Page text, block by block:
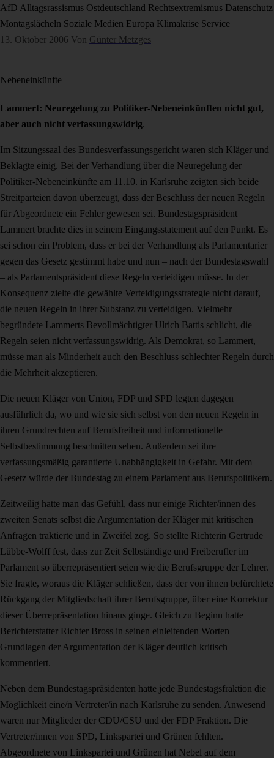
AfD Alltagsrassismus Ostdeutschland Rechtsextremismus Datenschutz
Montagslächeln Soziale Medien Europa Klimakrise Service
13. Oktober 2006 Von Günter Metzges
Nebeneinkünfte
Lammert: Neuregelung zu Politiker-Nebeneinkünften nicht gut,
aber auch nicht verfassungswidrig.
Im Sitzungssaal des Bundesverfassungsgericht waren sich Kläger und
Beklagte einig. Bei der Verhandlung über die Neuregelung der
Politiker-Nebeneinkünfte am 11.10. in Karlsruhe zeigten sich beide
Streitparteien davon überzeugt, dass der Beschluss der neuen Regeln
für Abgeordnete ein Fehler gewesen sei. Bundestagspräsident
Lammert brachte dies in seinem Eingangsstatement auf den Punkt. Es
sei schon ein Problem, dass er bei der Verhandlung als Parlamentarier
gegen das Gesetz gestimmt habe und nun – nach der Bundestagswahl
– als Parlamentspräsident diese Regeln verteidigen müsse. In der
Konsequenz zielte die gewählte Verteidigungsstrategie nicht darauf,
die neuen Regeln in ihrer Substanz zu verteidigen. Vielmehr
begründete Lammerts Bevollmächtigter Ulrich Battis schlicht, die
Regeln seien nicht verfassungswidrig. Als Demokrat, so Lammert,
müsse man als Minderheit auch den Beschluss schlechter Regeln durch
die Mehrheit akzeptieren.
Die neuen Kläger von Union, FDP und SPD legten dagegen
ausführlich da, wo und wie sie sich selbst von den neuen Regeln in
ihren Grundrechten auf Berufsfreiheit und informationelle
Selbstbestimmung beschnitten sehen. Außerdem sei ihre
verfassungsmäßig garantierte Unabhängigkeit in Gefahr. Mit dem
Gesetz würde der Bundestag zu einem Parlament aus Berufspolitikern.
Zeitweilig hatte man das Gefühl, dass nur einige Richter/innen des
zweiten Senats selbst die Argumentation der Kläger mit kritischen
Anfragen traktierte und in Zweifel zog. So stellte Richterin Gertrude
Lübbe-Wolff fest, dass zur Zeit Selbständige und Freiberufler im
Parlament so überrepräsentiert seien wie die Berufsgruppe der Lehrer.
Sie fragte, woraus die Kläger schließen, dass der von ihnen befürchtete
Rückgang der Mitgliedschaft ihrer Berufsgruppe, über eine Korrektur
dieser Überrepräsentation hinaus ginge. Gleich zu Beginn hatte
Berichterstatter Richter Bross in seinen einleitenden Worten
Grundlagen der Argumentation der Kläger deutlich kritisch
kommentiert.
Neben dem Bundestagspräsidenten hatte jede Bundestagsfraktion die
Möglichkeit eine/n Vertreter/in nach Karlsruhe zu senden. Anwesend
waren nur Mitglieder der CDU/CSU und der FDP Fraktion. Die
Vertreter/innen von SPD, Linkspartei und Grünen fehlten.
Abgeordnete von Linkspartei und Grünen hat Nebel auf dem